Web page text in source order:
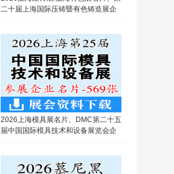
二十届上海国际压铸暨有色铸造展企
2026上海模具展名片、DMC第二十五
届中国国际模具技术和设备展览会企